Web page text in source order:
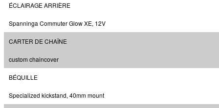
ÉCLAIRAGE ARRIÈRE
Spanninga Commuter Glow XE, 12V
CARTER DE CHAÎNE
custom chaincover
BÉQUILLE
Specialized kickstand, 40mm mount